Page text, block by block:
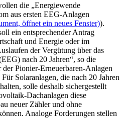
die „Energiewende
aus ersten EEG-Anlagen
öffnet ein neues Fenster)).
ein entsprechender Antrag
und Energie oder im
der Vergütung über das
nach 20 Jahren“, so die
Pionier-Erneuerbaren-Anlagen
Solaranlagen, die nach 20 Jahren
solle deshalb sichergestellt
Dachanlagen diese
neuer Zähler und ohne
Analoge Forderungen stellen